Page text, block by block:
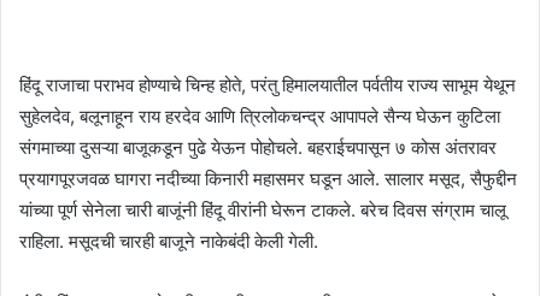
हिंदू राजाचा पराभव होण्याचे चिन्ह होते, परंतु हिमालयातील पर्वतीय राज्य साभूम येथून
सुहेलदेव, बलूनाहून राय हरदेव आणि त्रिलोकचन्द्र आपापले सैन्य घेऊन कुटिला
संगमाच्या दुसऱ्या बाजूकडून पुढे येऊन पोहोचले. बहराईचपासून ७ कोस अंतरावर
प्रयागपूरजवळ घागरा नदीच्या किनारी महासमर घडून आले. सालार मसूद, सैफुद्दीन
यांच्या पूर्ण सेनेला चारी बाजूंनी हिंदू वीरांनी घेरून टाकले. बरेच दिवस संग्राम चालू
राहिला. मसूदची चारही बाजूने नाकेबंदी केली गेली.